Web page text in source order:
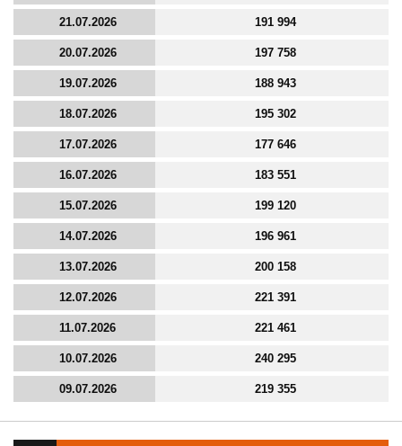
21.07.2026 191 994
20.07.2026 197 758
19.07.2026 188 943
18.07.2026 195 302
17.07.2026 177 646
16.07.2026 183 551
15.07.2026 199 120
14.07.2026 196 961
13.07.2026 200 158
12.07.2026 221 391
11.07.2026 221 461
10.07.2026 240 295
09.07.2026 219 355